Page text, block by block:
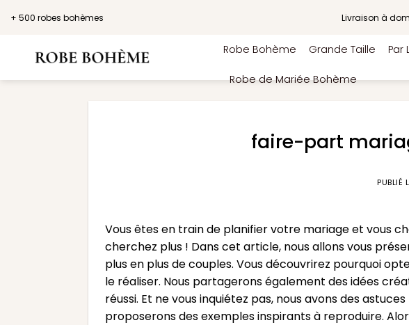
+ 500 robes bohèmes Livraison à
Robe Bohème Grande Taille Par
Robe de Mariée Bohème
faire-part
PUBLIÉ
Vous êtes en train de planifier votre mariage et vous
cherchez plus ! Dans cet article, nous allons vous
plus en plus de couples. Vous découvrirez pourquoi
le réaliser. Nous partagerons également des idées
réussi. Et ne vous inquiétez pas, nous avons des
proposerons des exemples inspirants à reproduire.